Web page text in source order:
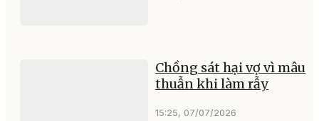
Chồng sát hại vợ vì mâu
thuẫn khi làm rẫy
15:25, 07/07/2026